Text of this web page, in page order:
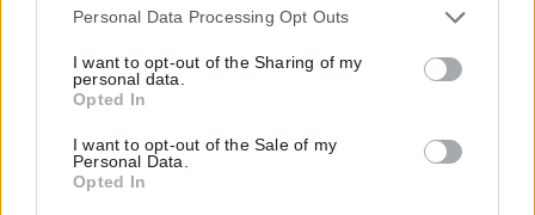
Please note that this website/app uses one or more Google
but not limited to your visit or usage behaviour. You may
click to grant or deny consent to Google and its third-party
tags to use your data for below specified purposes in below
Google consent section.
Personal Data Processing Opt Outs
I want to opt-out of the Sharing of my
personal data.
Opted In
I want to opt-out of the Sale of my
Personal Data.
Opted In